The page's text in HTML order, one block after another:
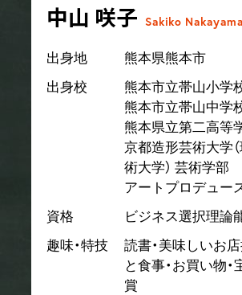
中山 咲子 Sakiko Nakayama
出身地
熊本県熊本市
出身校
熊本市立帯山小学
熊本市立帯山中学
熊本県立第二高等
京都造形芸術大学
術大学） 芸術学部
アートプロデュー
資格
ビジネス選択理論
趣味・特技
読書・美味しいお店
と食事・お買い物
賞